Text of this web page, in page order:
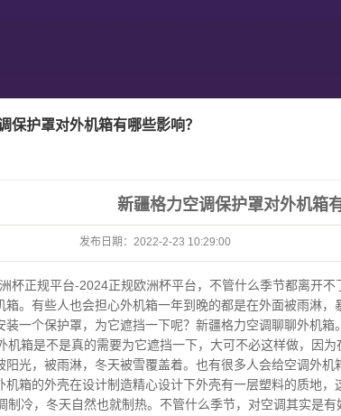
保护罩对外机箱有哪些影响？
新疆格力空调保护罩对外机箱
发布日期： 2022-2-23 10:29:00
杯正规平台-2024正规欧洲杯平台， 不管什么季节都离开
箱。有些人也会担心外机箱一年到晚的都是在外面被雨淋
装一个保护罩，为它遮挡一下呢？新疆格力空调聊聊外机箱。
箱是不是真的需要为它遮挡一下，大可不必这样做，因
阳光，被雨淋，冬天被雪覆盖着。也有很多人会给空调外
机箱的外壳在设计制造精心设计下外壳有一层塑料的质地，
冷，冬天自然也就制热。不管什么季节，对空调其实是